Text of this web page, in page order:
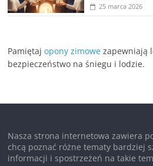
25 marca 2026
Pamiętajopony zimowe zapewniają
bezpieczeństwo na śniegu i lodzie.
Nasza strona internetowa zawiera
chcą poznać różne tematy bardziej
informacji i spostrzeżeń na takie